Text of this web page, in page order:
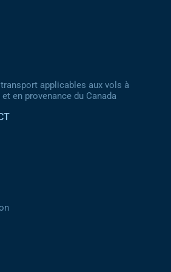
applicables aux vols à
en provenance du Canada